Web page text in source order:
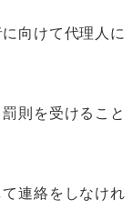
向けて代理人に
則を受けること
連絡をしなけれ